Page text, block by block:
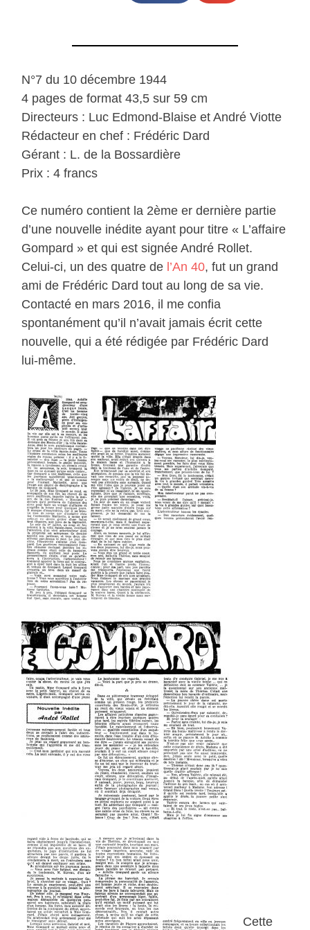
N°7 du 10 décembre 1944
4 pages de format 43,5 sur 59 cm
Directeurs : Luc Edmond-Blaise et André Viotte
Rédacteur en chef : Frédéric Dard
Gérant : L. de la Bossardière
Prix : 4 francs
Ce numéro contient la 2ème er dernière partie
d’une nouvelle inédite ayant pour titre « L’affaire
Gompard » et qui est signée André Rollet.
Celui-ci, un des quatre de l’An 40, fut un grand
ami de Frédéric Dard tout au long de sa vie.
Contacté en mars 2016, il me confia
spontanément qu’il n’avait jamais écrit cette
nouvelle, qui a été rédigée par Frédéric Dard
lui-même.
Cette